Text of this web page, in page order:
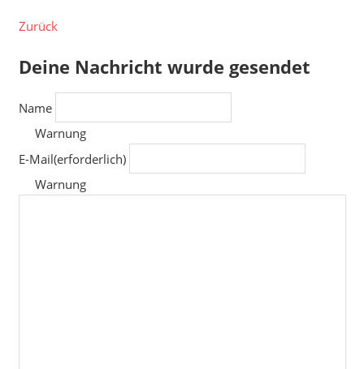
Zurück
Deine Nachricht wurde gesendet
Name
Warnung
E-Mail(erforderlich)
Warnung